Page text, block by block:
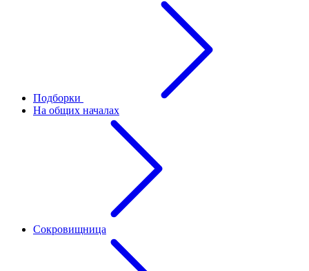
Подборки
На общих началах
Сокровищница